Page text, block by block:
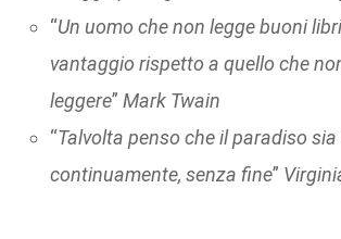
“Un uomo che non legge buoni
vantaggio rispetto a quello che
leggere” Mark Twain
“Talvolta penso che il paradiso sia
continuamente, senza fine”